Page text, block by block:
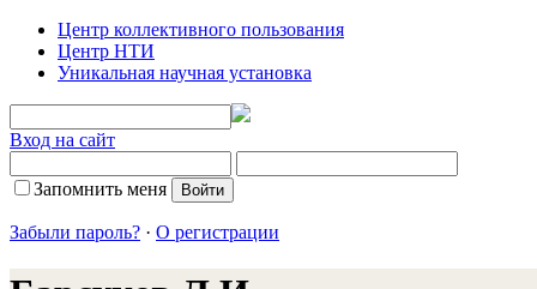
Центр коллективного пользования
Центр НТИ
Уникальная научная установка
Вход на сайт
Запомнить меня
Забыли пароль? · О регистрации